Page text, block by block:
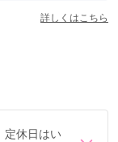
詳しくはこちら
定休日はい